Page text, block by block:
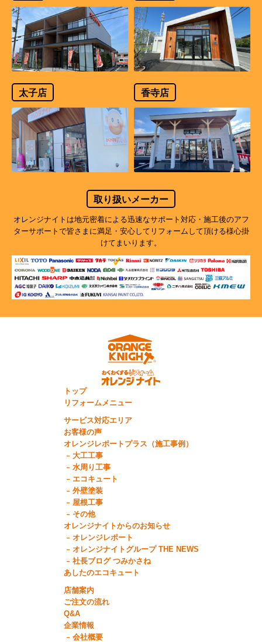
太子店 香寺店
取り扱いメーカー
オレンジナイトは地元密着による迅速なサポート対応・施工後のアフ
ターサポートで皆さまに満足・安心してリフォームして頂ける様心掛
けてまいります。
トップ
リフォームメニュー
サービス対応エリア
お客様の声
オレンジレポートプラス（施工事例）
大工工事
水周り工事
エコキュート
外壁塗装
屋根工事
その他
オレンジナイトからのお知らせ
オレンジレポート
オレンジナイトグループ THE NEWS
社長ブログ つみかさね
あしたのエコキュート
店舗案内
ご注文の流れ
Q&A
企業情報
会社概要